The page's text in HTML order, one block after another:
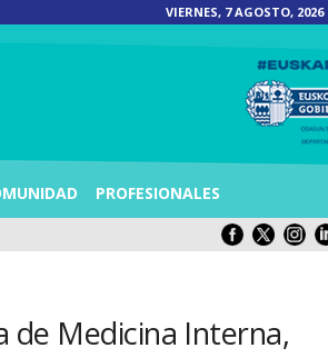
VIERNES, 7 AGOSTO, 2026
PROFESIONALES
de Medicina Interna,